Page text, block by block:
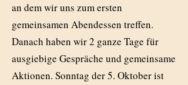
an dem wir uns zum ersten
gemeinsamen Abendessen treffen.
Danach haben wir 2 ganze Tage für
ausgiebige Gespräche und gemeinsame
Aktionen. Sonntag der 5. Oktober ist